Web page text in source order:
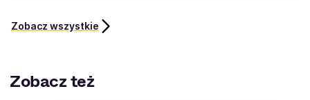
Zobacz wszystkie
Zobacz też